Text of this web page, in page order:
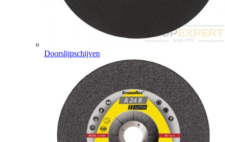
Doorslijpschijven